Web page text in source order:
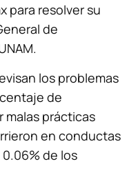
para resolver su
de
los problemas
de
malas prácticas
en conductas
de los